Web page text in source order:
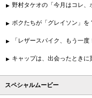
野村タケオの「今月はコレ、
ボクたちが「グレイソン」を
「レザースパイク、もう一度
キャップは、出会ったときに
スペシャルムービー